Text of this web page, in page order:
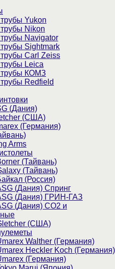
Yukon
Nikon
Navigator
Sightmark
Carl Zeiss
Leica
трубы КОМЗ
Redfield
(Дания)
(США)
(Германия)
Arms
(Тайвань)
(Тайвань)
(Россия)
(Дания) Спринг
(Дания) ГРИН-ГАЗ
(Дания) CO2 и
(США)
Walther (Германия)
Heckler Koch (Германия)
(Германия)